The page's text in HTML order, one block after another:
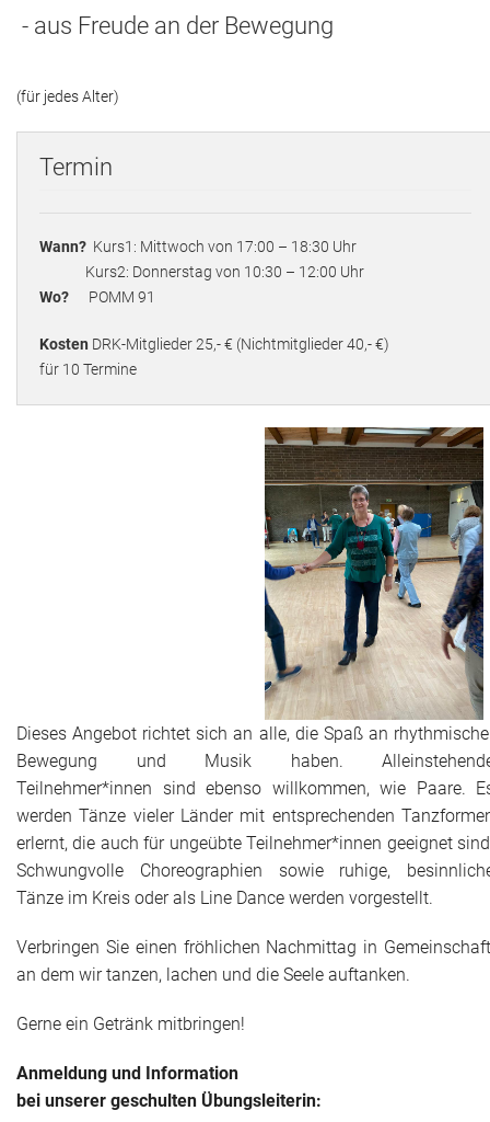
Adressen
Kontakt
- aus Freude an der Bewegung
(für jedes Alter)
Termin
Wann? Kurs1: Mittwoch von 17:00 – 18:30 Uhr
Kurs2: Donnerstag von 10:30 – 12:00 Uhr
Wo?
POMM 91
Kosten DRK-Mitglieder 25,- € (Nichtmitglieder 40,- €)
für 10 Termine
Dieses Angebot richtet sich an alle, die Spaß an
Bewegung und Musik haben.
Teilnehmer*innen sind ebenso willkommen, wie Paare.
werden Tänze vieler Länder mit entsprechenden
erlernt, die auch für ungeübte Teilnehmer*innen geeignet
Schwungvolle Choreographien sowie ruhige,
Tänze im Kreis oder als Line Dance werden vorgestellt.
Verbringen Sie einen fröhlichen Nachmittag in
an dem wir tanzen, lachen und die Seele auftanken.
Gerne ein Getränk mitbringen!
Anmeldung und Information
bei unserer geschulten Übungsleiterin: